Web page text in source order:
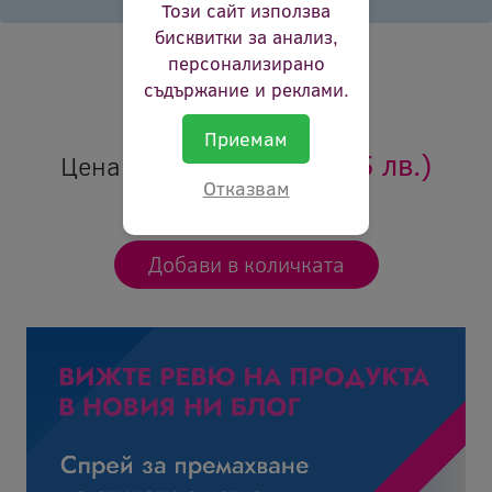
Брой страници: 45 000
Цвят: черен
Ревю:
Оцени продукта
Цена: 194.52 €(380.45 лв.)
Този сайт използва
бисквитки за анализ,
персонализирано
съдържание и реклами.
Приемам
Отказвам